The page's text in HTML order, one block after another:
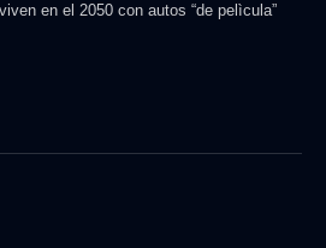
en el 2050 con autos “de pelìcula”